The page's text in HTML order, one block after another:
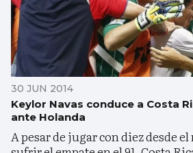
30 JUN 2014
Keylor Navas conduce a Costa
ante Holanda
A pesar de jugar con diez desde